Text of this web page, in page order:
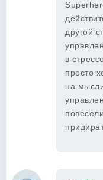
другой
в
просто
на